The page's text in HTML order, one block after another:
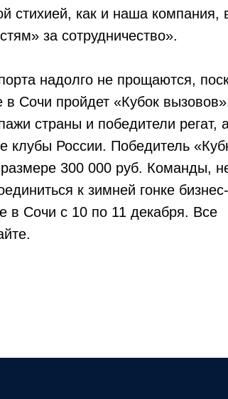
стихией, как и наша компания,
за сотрудничество».
надолго не прощаются,
в Сочи пройдет «Кубок
страны и победители регат,
России. Победитель
300 000 руб. Команды,
к зимней гонке
в Сочи с 10 по 11 декабря. Все